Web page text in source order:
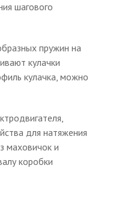
шагового
пружин на
кулачки
кулачка, можно
для натяжения
маховичок и
коробки